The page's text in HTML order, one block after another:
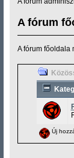
A fórum
A fórum főoldala
Új